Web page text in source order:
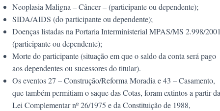
Neoplasia Maligna – Câncer – (participante ou dependente);
SIDA/AIDS (do participante ou dependente);
Doenças listadas na Portaria Interministerial MPAS/MS 2.998/
(participante ou dependente);
Morte do participante (situação em que o saldo da conta será pago
aos dependentes ou sucessores do titular).
Os eventos 27 – Construção/Reforma Moradia e 43 – Casamento,
que também permitiam o saque das Cotas, foram extintos a partir da
Lei Complementar nº 26/1975 e da Constituição de 1988,